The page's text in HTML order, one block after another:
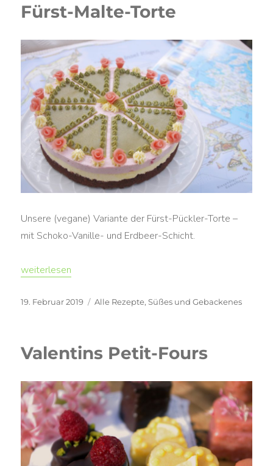
Fürst-Malte-Torte
Unsere (vegane) Variante der Fürst-Pückler-Torte –
mit Schoko-Vanille- und Erdbeer-Schicht.
„Fürst-Malte-Torte“
weiterlesen
Veröffentlicht
19. Februar 2019 Kategorien
Alle Rezepte,Süßes und Gebackenes
Valentins Petit-Fours